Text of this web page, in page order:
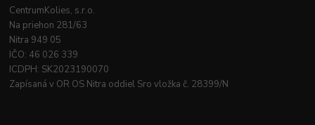
CentrumKolies, s.r.o.
Na priehon 281/63
Nitra 949 05
IČO: 46 026 339
ICDPH: SK2023190070
Zapísaná v OR OS Nitra oddiel Sro vložka č. 28399/N